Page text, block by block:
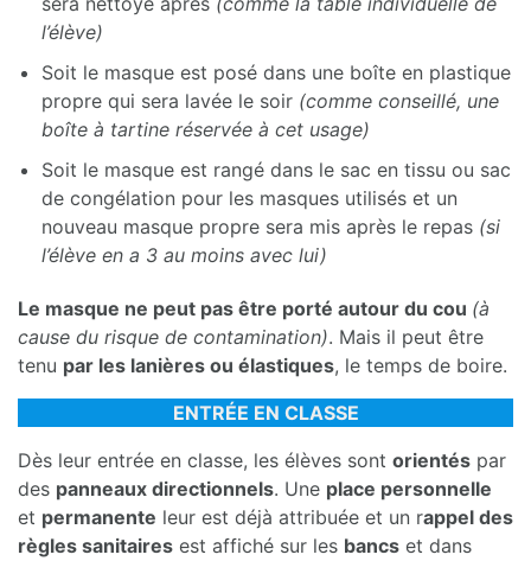
l’élève)
Soit le masque est posé dans une boîte en plastique
propre qui sera lavée le soir (comme conseillé, une
boîte à tartine réservée à cet usage)
Soit le masque est rangé dans le sac en tissu ou sac
de congélation pour les masques utilisés et un
nouveau masque propre sera mis après le repas (si
l’élève en a 3 au moins avec lui)
Le masque ne peut pas être porté autour du cou (à
cause du risque de contamination). Mais il peut être
tenu par les lanières ou élastiques, le temps de boire.
ENTRÉE EN CLASSE
Dès leur entrée en classe, les élèves sont orientés par
des panneaux directionnels. Une place personnelle
et permanente leur est déjà attribuée et un rappel des
règles sanitaires est affiché sur les bancs et dans